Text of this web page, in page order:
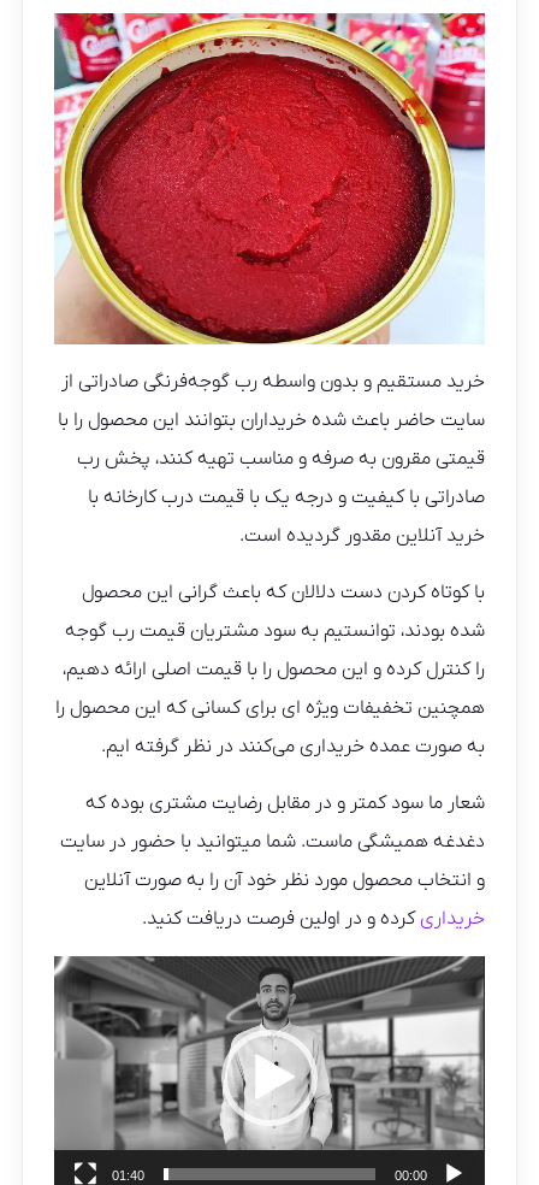
خرید مستقیم و بدون واسطه رب گوجه‌فرنگی صادراتی از
سایت حاضر باعث شده خریداران بتوانند این محصول را با
قیمتی مقرون به صرفه و مناسب تهیه کنند، پخش رب
صادراتی با کیفیت و درجه یک با قیمت درب کارخانه با
خرید آنلاین مقدور گردیده است.
با کوتاه کردن دست دلالان که باعث گرانی این محصول
شده بودند، توانستیم به سود مشتریان قیمت رب گوجه
را کنترل کرده و این محصول را با قیمت اصلی ارائه دهیم،
همچنین تخفیفات ویژه ای برای کسانی که این محصول را
به صورت عمده خریداری می‌کنند در نظر گرفته ایم.
شعار ما سود کمتر و در مقابل رضایت مشتری بوده که
دغدغه همیشگی ماست. شما میتوانید با حضور در سایت
و انتخاب محصول مورد نظر خود آن را به صورت آنلاین
خریداریکرده و در اولین فرصت دریافت کنید.
نمایشگر
ویدیو
00:00
01:40